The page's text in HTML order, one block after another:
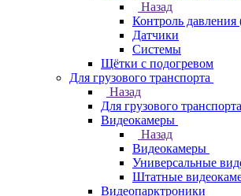
Назад
Контроль давления
Датчики
Системы
Щётки с подогревом
Для грузового транспорта
Назад
Для грузового транспорта
Видеокамеры
Назад
Видеокамеры
Универсальные
Штатные
Видеопарктроники